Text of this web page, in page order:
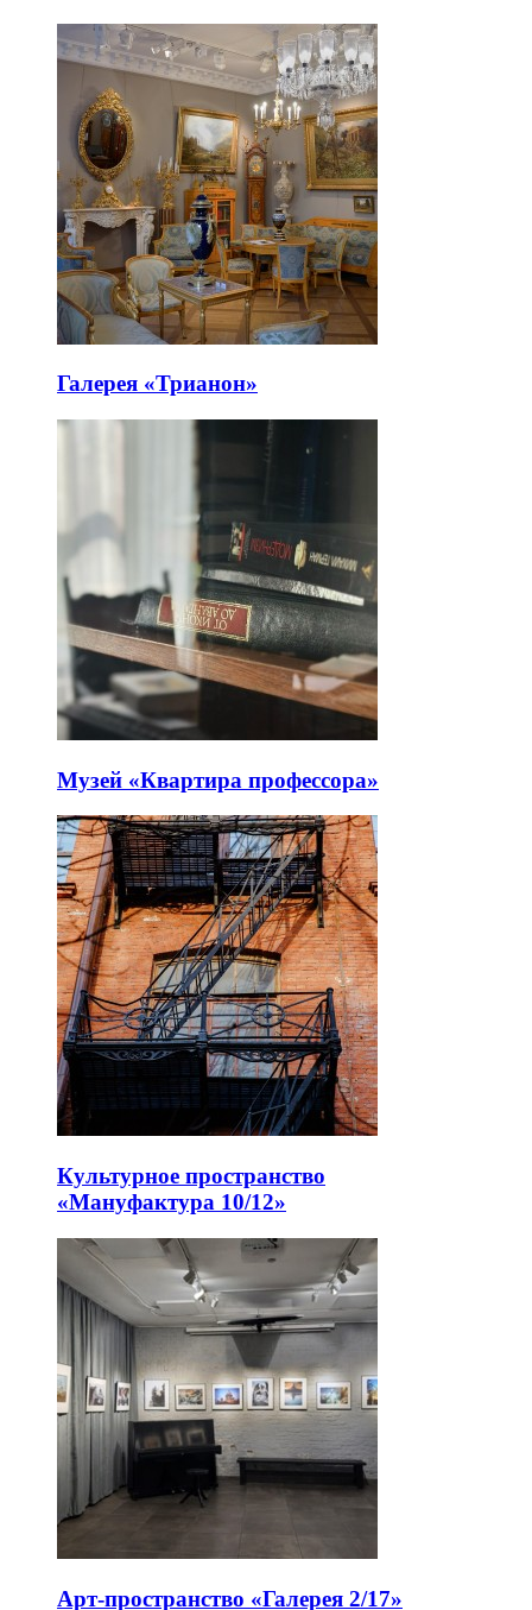
Галерея «Трианон»
Музей «Квартира профессора»
Культурное пространство
«Мануфактура 10/12»
Арт-пространство «Галерея 2/17»